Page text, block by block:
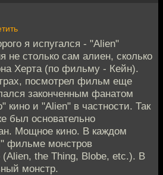
я испугался - "Alien"
не столько сам алиен, сколько
Херта (по фильму - Кейн).
посмотрел фильм еще
законченным фанатом
кино и "Alien" в частности. Так
был основательно
Мощное кино. В каждом
фильме монстров
the Thing, Blobe, etc.). В
монстр.